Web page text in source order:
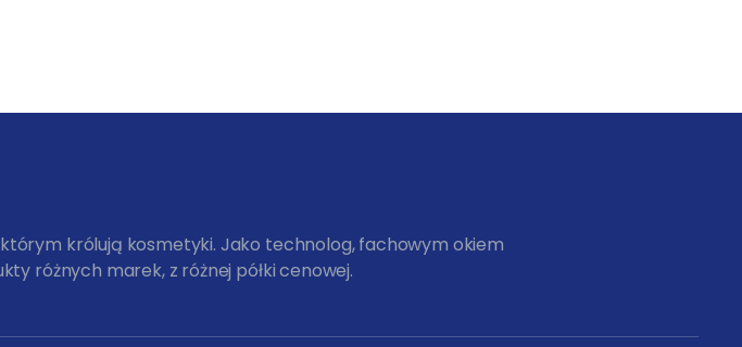
królują kosmetyki. Jako technolog, fachowym okiem
różnych marek, z różnej półki cenowej.